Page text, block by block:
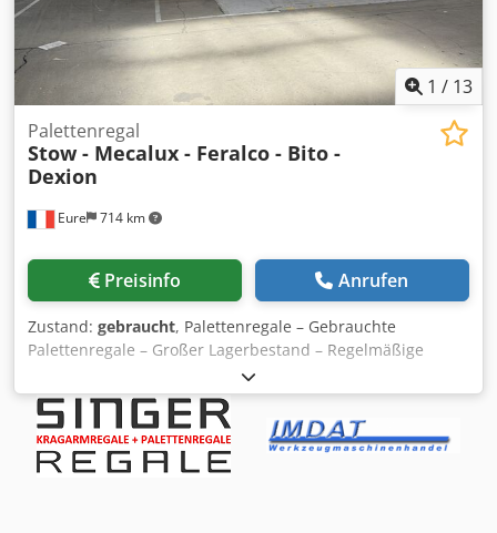
1 / 13
Eure 714 km
Palettenregal
Stow - Mecalux - Feralco - Bito -
Dexion
Preisinfo Anrufen
Zustand: gebraucht, Palettenregale – Gebrauchte
Palettenregale – Großer Lagerbestand – Regelmäßige
Wareneingänge – Lieferung in Frankreich & Europa Als
Spezialist für gebrauchte Industrie-Regale bieten wir eine
große Auswahl an Palettenregalen für Lager,
Logistikzentren, Werkstätten, Geschäfte und
Industriegebäude. Dank unserer regelmäßigen